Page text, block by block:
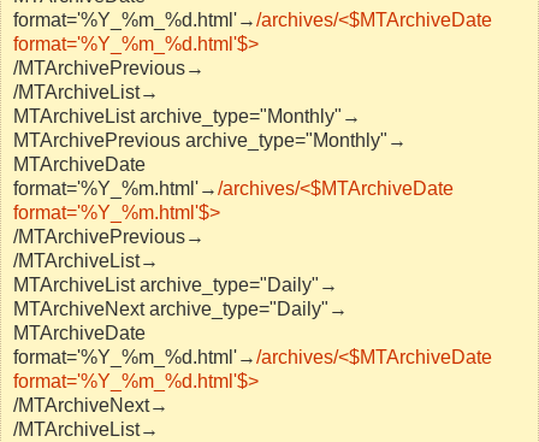
format='%Y_%m_%d.html'→/archives/<$MTArchiveDate
format='%Y_%m_%d.html'$>
/MTArchivePrevious→
/MTArchiveList→
MTArchiveList archive_type="Monthly"→
MTArchivePrevious archive_type="Monthly"→
MTArchiveDate
format='%Y_%m.html'→/archives/<$MTArchiveDate
format='%Y_%m.html'$>
/MTArchivePrevious→
/MTArchiveList→
MTArchiveList archive_type="Daily"→
MTArchiveNext archive_type="Daily"→
MTArchiveDate
format='%Y_%m_%d.html'→/archives/<$MTArchiveDate
format='%Y_%m_%d.html'$>
/MTArchiveNext→
/MTArchiveList→